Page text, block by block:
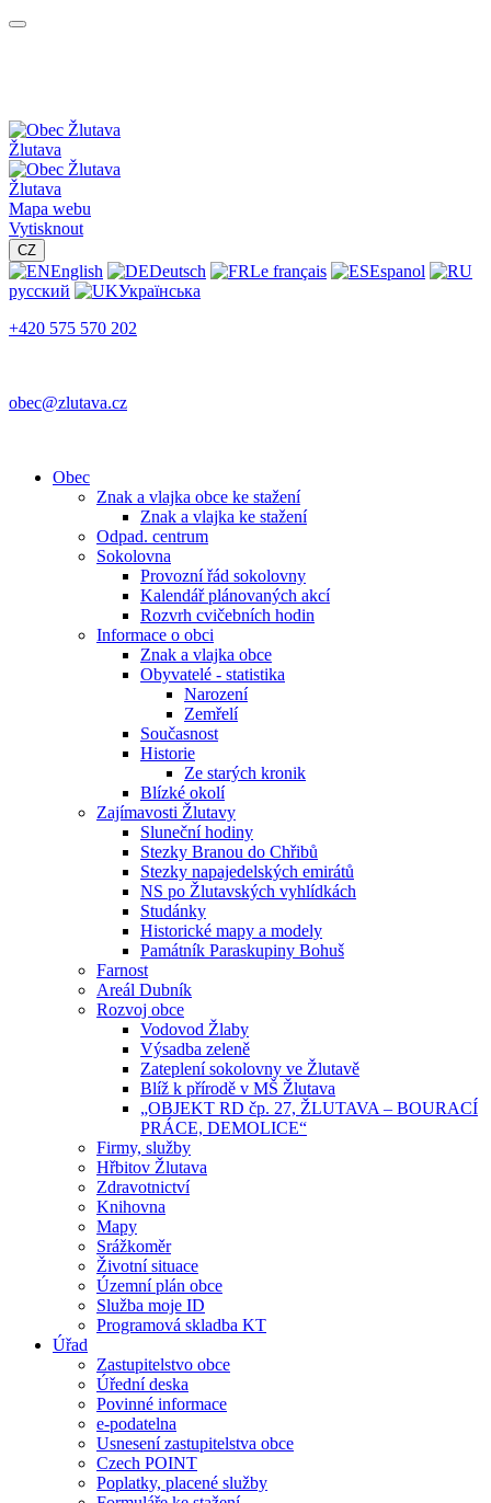
Žlutava
Žlutava
Mapa webu
Vytisknout
CZ
English Deutsch Le français
Espanol
русский
Українська
+420 575 570 202
obec@zlutava.cz
Obec
Znak a vlajka obce ke stažení
Znak a vlajka ke stažení
Odpad. centrum
Sokolovna
Provozní řád sokolovny
Kalendář plánovaných akcí
Rozvrh cvičebních hodin
Informace o obci
Znak a vlajka obce
Obyvatelé - statistika
Narození
Zemřelí
Současnost
Historie
Ze starých kronik
Blízké okolí
Zajímavosti Žlutavy
Sluneční hodiny
Stezky Branou do Chřibů
Stezky napajedelských emirátů
NS po Žlutavských vyhlídkách
Studánky
Historické mapy a modely
Památník Paraskupiny Bohuš
Farnost
Areál Dubník
Rozvoj obce
Vodovod Žlaby
Výsadba zeleně
Zateplení sokolovny ve Žlutavě
Blíž k přírodě v MŠ Žlutava
„OBJEKT RD čp. 27, ŽLUTAVA – BOURACÍ
PRÁCE, DEMOLICE“
Firmy, služby
Hřbitov Žlutava
Zdravotnictví
Knihovna
Mapy
Srážkoměr
Životní situace
Územní plán obce
Služba moje ID
Programová skladba KT
Úřad
Zastupitelstvo obce
Úřední deska
Povinné informace
e-podatelna
Usnesení zastupitelstva obce
Czech POINT
Poplatky, placené služby